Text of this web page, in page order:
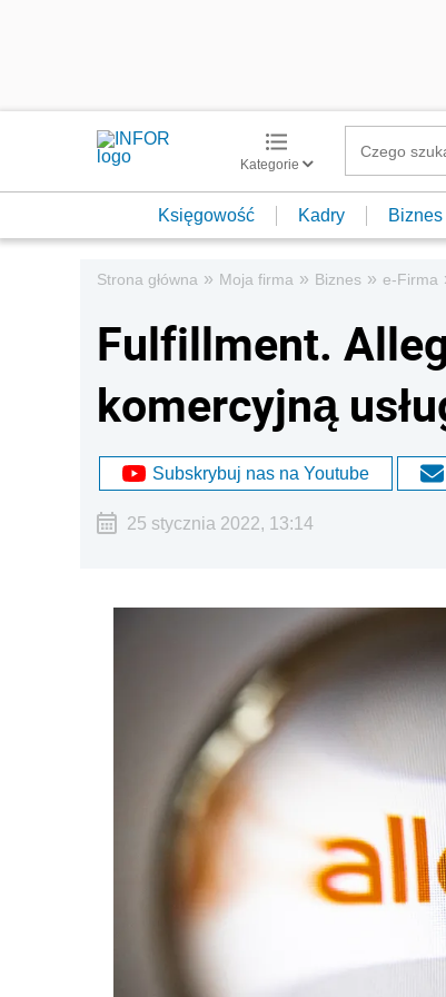
Kategorie
Księgowość Kadry Biznes
Strona główna » Moja firma » Biznes » e-Firma
Fulfillment.
komercyjną
Subskrybuj nas na Youtube
25 stycznia 2022, 13:14